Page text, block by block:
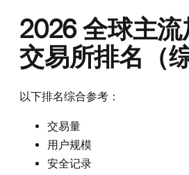
2026 全球主
交易所排名（综
以下排名综合参考：
交易量
用户规模
安全记录